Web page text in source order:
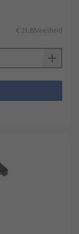
€ 21,88/eenheid